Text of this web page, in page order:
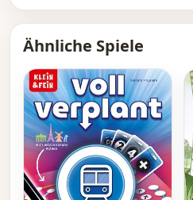
Ähnliche Spiele